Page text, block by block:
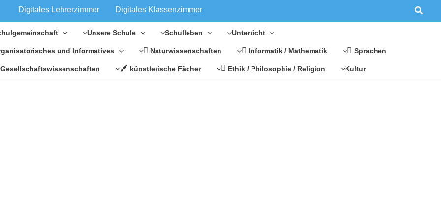
Digitales Lehrerzimmer Digitales Klassenzimmer
Unsere Schule Schulleben Unterricht
und Informatives Naturwissenschaften Informatik / Mathematik Sprachen
Gesellschaftswissenschaften künstlerische Fächer Ethik / Philosophie / Religion Kultur